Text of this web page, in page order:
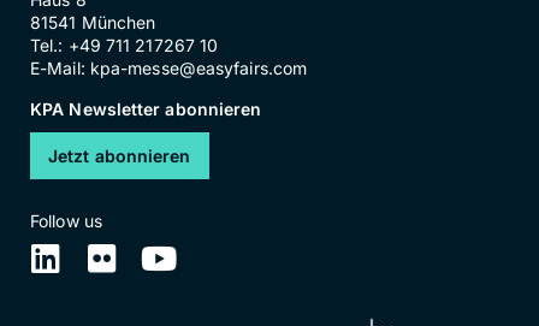
81541 München
Tel.: +49 711 217267 10
E-Mail: kpa-messe@easyfairs.com
KPA Newsletter abonnieren
Jetzt abonnieren
Follow us